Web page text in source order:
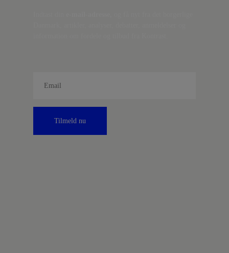
Tilmeld nu